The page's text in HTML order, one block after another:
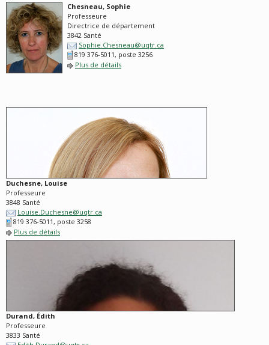
Chesneau, Sophie
Professeure
Directrice de département
3842 Santé
Sophie.Chesneau@uqtr.ca
819 376-5011, poste 3256
Plus de détails
Duchesne, Louise
Professeure
3848 Santé
Louise.Duchesne@uqtr.ca
819 376-5011, poste 3258
Plus de détails
Durand, Édith
Professeure
3833 Santé